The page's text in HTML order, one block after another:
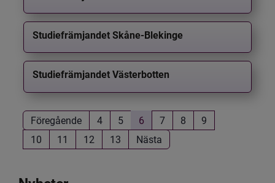
Studiefrämjandet Skåne-Blekinge
Studiefrämjandet Västerbotten
Föregående 4 5 6 7 8
9
10
11 12 13 Nästa